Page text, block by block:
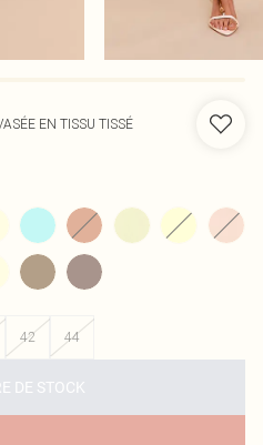
EN TISSU TISSÉ
42 44
DE STOCK